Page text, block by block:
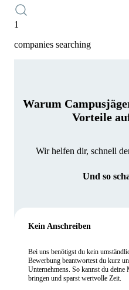
1
companies searching
Warum
Vorteile
Wir helfen dir, schnell
Und so
Kein Anschreiben
Bei uns benötigst du kein
Bewerbung beantwortest du kurz
Unternehmens. So kannst du
bringen und sparst wertvolle Zeit.